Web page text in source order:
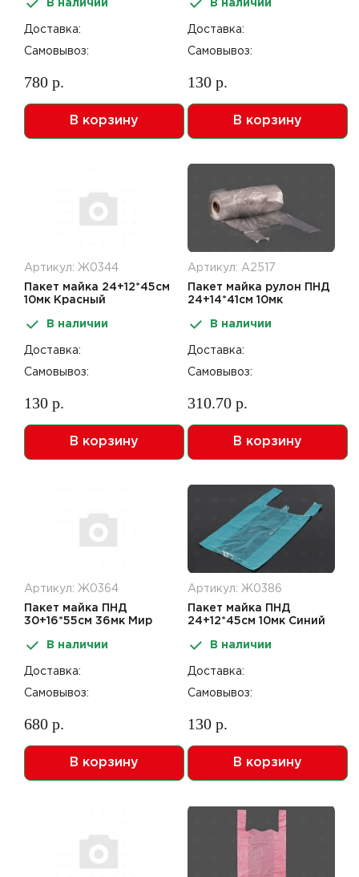
В наличии
Доставка:
Самовывоз:
780 р.
В корзину
В наличии
Доставка:
Самовывоз:
130 р.
В корзину
Артикул: Ж0344
Пакет майка 24+12*45см
10мк Красный
В наличии
Доставка:
Самовывоз:
130 р.
В корзину
Артикул: А2517
Пакет майка рулон ПНД
24+14*41см 10мк
В наличии
Доставка:
Самовывоз:
310.70 р.
В корзину
Артикул: Ж0364
Пакет майка ПНД
30+16*55см 36мк Мир
В наличии
Доставка:
Самовывоз:
680 р.
В корзину
Артикул: Ж0386
Пакет майка ПНД
24+12*45см 10мк Синий
В наличии
Доставка:
Самовывоз:
130 р.
В корзину